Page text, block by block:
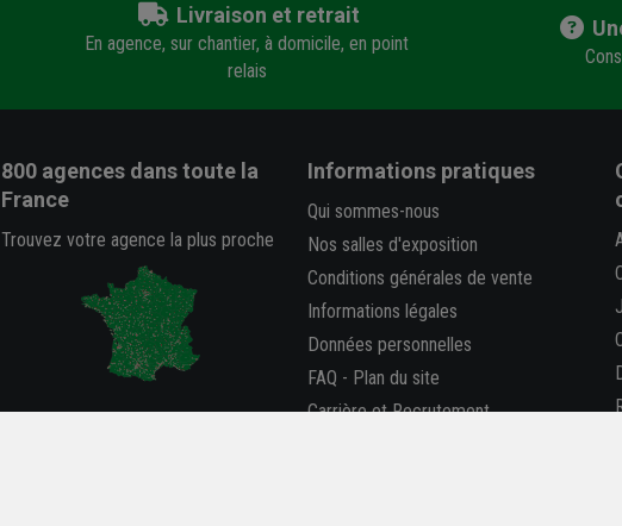
Livraison et retrait
En agence, sur chantier, à domicile, en point
relais
800 agencesdans toute la
France
Trouvez votre agence la plus proche
Informations pratiques
Qui sommes-nous
Nos salles d'exposition
Conditions générales de vente
Informations légales
Données personnelles
FAQ - Plan du site
Carrière et Recrutement